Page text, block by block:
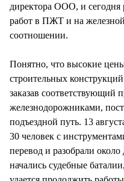
директора ООО, и сегодня
работ в ПЖТ и на
соотношении.
Понятно, что высокие
строительных
заказав соответствующий
железнодорожниками,
подъездной путь. 13
30 человек с
перевод и разобрали
начались судебные